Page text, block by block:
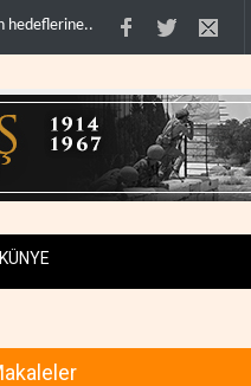
erdir.. İran: ABD’nin kara
KÜNYE